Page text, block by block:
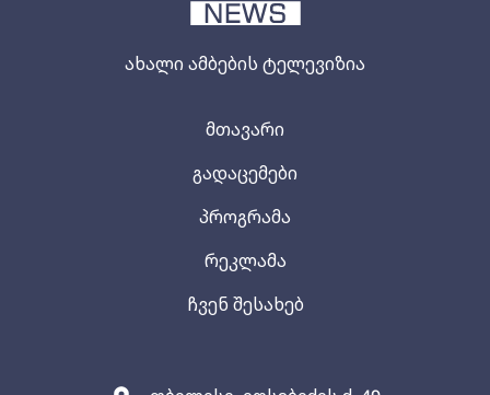
ახალი ამბების ტელევიზია
მთავარი
გადაცემები
პროგრამა
რეკლამა
ჩვენ შესახებ